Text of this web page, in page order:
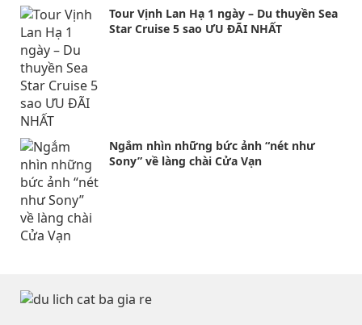
Tour Vịnh Lan Hạ 1 ngày – Du thuyền Sea
Star Cruise 5 sao ƯU ĐÃI NHẤT
Ngắm nhìn những bức ảnh “nét như
Sony” về làng chài Cửa Vạn